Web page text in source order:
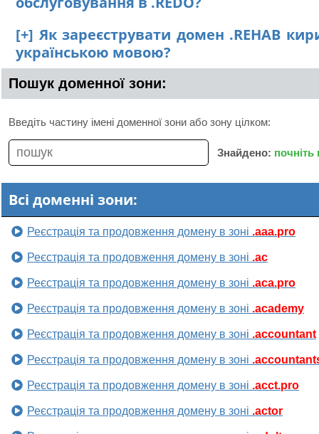
[+] Як зареєструвати домен .REHAB
українською мовою?
Пошук доменної зони:
Введіть частину імені доменної зони або зону цілком:
Знайдено:
Всі доменні зони:
Реєстрація та продовження домену в зоні .aaa.pro
Реєстрація та продовження домену в зоні .ac
Реєстрація та продовження домену в зоні .aca.pro
Реєстрація та продовження домену в зоні .academy
Реєстрація та продовження домену в зоні .accountant
Реєстрація та продовження домену в зоні
Реєстрація та продовження домену в зоні .acct.pro
Реєстрація та продовження домену в зоні .actor